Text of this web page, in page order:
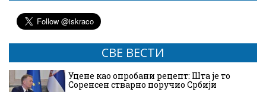
СВЕ ВЕСТИ
Уцене као опробани рецепт: Шта је то
Соренсен стварно поручио Србији